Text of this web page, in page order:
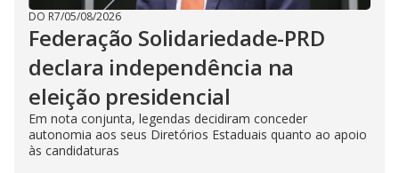
DO R7/05/08/2026
Federação Solidariedade-PRD
declara independência na
eleição presidencial
Em nota conjunta, legendas decidiram conceder
autonomia aos seus Diretórios Estaduais quanto ao apoio
às candidaturas